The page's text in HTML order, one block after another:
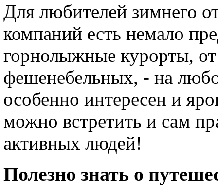
Для любителей зимнего
компаний есть немало
горнолыжные курорты,
фешенебельных, - на
особенно интересен и
можно встретить и сам
активных людей!
Полезно знать о